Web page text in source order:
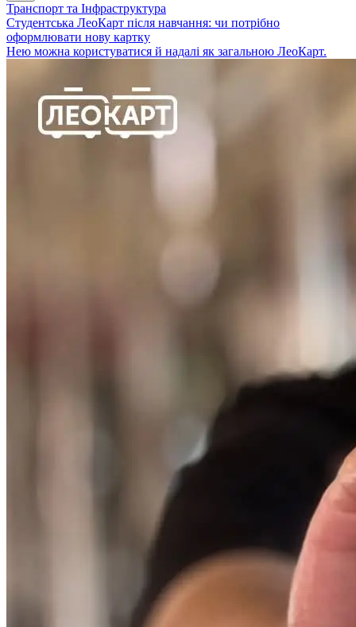
Транспорт та Інфраструктура
Студентська ЛеоКарт після навчання: чи потрібно
оформлювати нову картку
Нею можна користуватися й надалі як загальною ЛеоКарт.